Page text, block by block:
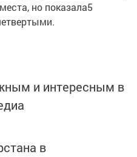
но показала5
и интересным в
в